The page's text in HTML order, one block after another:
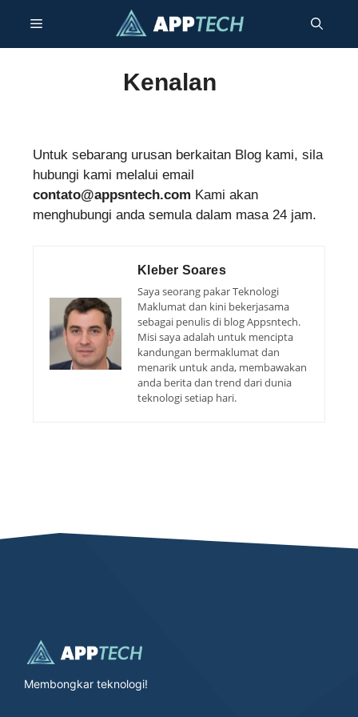
kandungan
Menu
Kenalan
Untuk sebarang urusan berkaitan Blog kami, sila
hubungi kami melalui email
contato@appsntech.com Kami akan
menghubungi anda semula dalam masa 24 jam.
Kleber Soares
Saya seorang pakar Teknologi
Maklumat dan kini bekerjasama
sebagai penulis di blog Appsntech.
Misi saya adalah untuk mencipta
kandungan bermaklumat dan
menarik untuk anda, membawakan
anda berita dan trend dari dunia
teknologi setiap hari.
Membongkar teknologi!